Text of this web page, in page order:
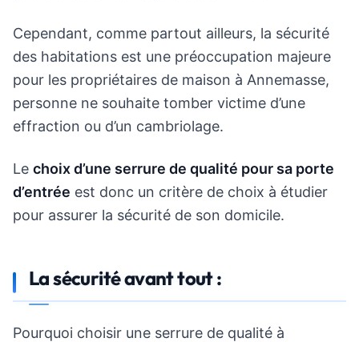
Cependant, comme partout ailleurs, la sécurité
des habitations est une préoccupation majeure
pour les propriétaires de maison à Annemasse,
personne ne souhaite tomber victime d’une
effraction ou d’un cambriolage.
Le choix d’une serrure de qualité pour sa porte
d’entrée est donc un critère de choix à étudier
pour assurer la sécurité de son domicile.
La sécurité avant tout :
Pourquoi choisir une serrure de qualité à